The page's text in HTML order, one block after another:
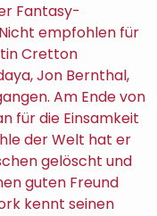
Fantasy-
empfohlen für
Cretton
Jon Bernthal,
Am Ende von
für die Einsamkeit
der Welt hat er
gelöscht und
guten Freund
kennt seinen